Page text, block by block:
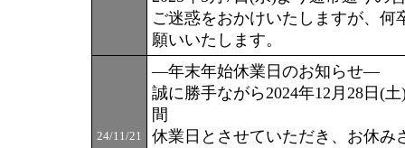
ご迷惑をおかけいたしますが、何
願いいたします。
24/11/21
―年末年始休業日のお知らせ―
誠に勝手ながら2024年12月28日(
間
休業日とさせていただき、お休み